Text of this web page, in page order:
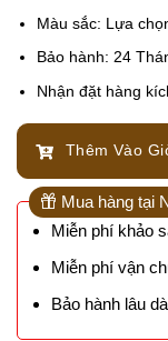
Màu sắc: Lựa
Bảo hành: 24
Nhận đặt hàng
Thêm Vào
Mua hàng tại
Miễn phí khảo
Miễn phí vận
Bảo hành lâu